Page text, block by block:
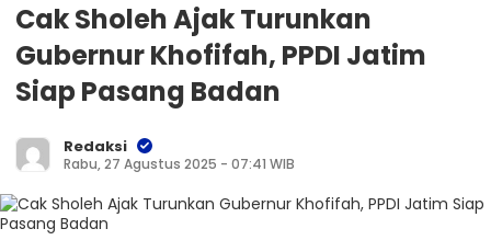
Cak Sholeh Ajak Turunkan
Gubernur Khofifah, PPDI Jatim
Siap Pasang Badan
Redaksi
Rabu, 27 Agustus 2025 - 07:41 WIB